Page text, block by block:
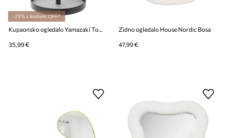
-25% s kodom: OFF*
Kupaonsko ogledalo Yamazaki Tower 17.5 x 14 x 33 cm
35,99 €
Zidno ogledalo House Nordic Bosa
47,99 €